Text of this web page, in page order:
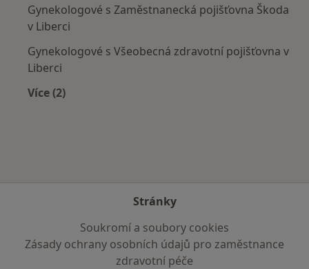
Gynekologové s Zaměstnanecká pojišťovna Škoda
v Liberci
Gynekologové s Všeobecná zdravotní pojišťovna v
Liberci
Více (2)
Stránky
Soukromí a soubory cookies
Zásady ochrany osobních údajů pro zaměstnance
zdravotní péče